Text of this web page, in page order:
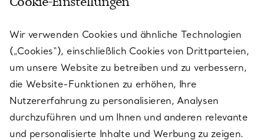
KUNDENSERVICE
SERVICES
ÜBER TIFFANY & CO.
Wir verwenden Cookies und ähnliche Technologien
(„Cookies“), einschließlich Cookies von Drittparteien,
um unsere Website zu betreiben und zu verbessern,
die Website-Funktionen zu erhöhen, Ihre
Nutzererfahrung zu personalisieren, Analysen
durchzuführen und um Ihnen und anderen relevante
und personalisierte Inhalte und Werbung zu zeigen.